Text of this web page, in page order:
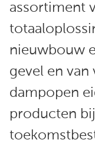
assortiment
nieuwbouw
gevel en
dampopen
producten